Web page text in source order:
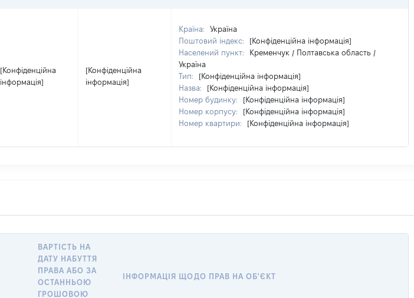
[Конфіденційна
інформація]
[Конфіденційна
інформація]
Країна:
Україна
Поштовий індекс:
[Конфіденційна інформація]
Населений пункт:
Кременчук / Полтавська область /
Україна
Тип:
[Конфіденційна інформація]
Назва:
[Конфіденційна інформація]
Номер будинку:
[Конфіденційна інформація]
Номер корпусу:
[Конфіденційна інформація]
Номер квартири:
[Конфіденційна інформація]
ВАРТІСТЬ НА
ДАТУ НАБУТТЯ
ПРАВА АБО ЗА
ОСТАННЬОЮ
ГРОШОВОЮ
ІНФОРМАЦІЯ ЩОДО ПРАВ НА ОБ'ЄКТ